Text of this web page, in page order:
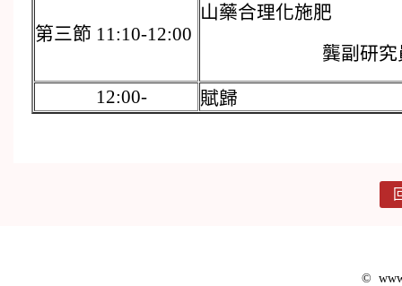
第三節 11:10-12:00
山藥合理化施肥
龔副研
12:00- 賦歸
©